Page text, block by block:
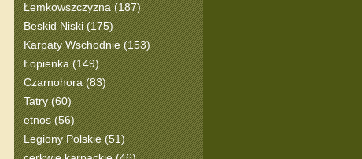
Łemkowszczyzna (187)
Beskid Niski (175)
Karpaty Wschodnie (153)
Łopienka (149)
Czarnohora (83)
Tatry (60)
etnos (56)
Legiony Polskie (51)